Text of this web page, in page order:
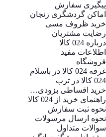
پیگیری سفارش
اماکن گردشگری زنجان
خرید ظروف مسی
رضایت مشتریان
درباره 024 کالا
اطلاعات مفید
فروشگاه
غرفه 024 کالا در باسلام
024 کالا در ترب
خرید اقساطی بزودی…
راهنمای خرید از 024 کالا
نحوه ثبت سفارش
نحوه ارسال مرسولات
سوالات متداول